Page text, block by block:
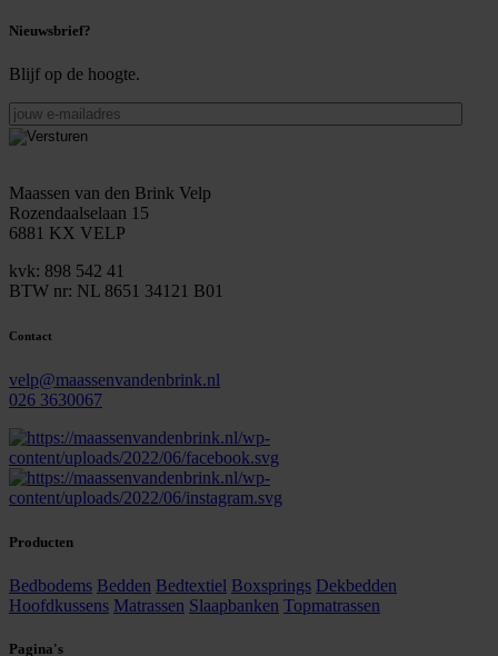
Nieuwsbrief?
Blijf op de hoogte.
jouw
e-
mailadres
Maassen van den Brink Velp
Rozendaalselaan 15
6881 KX VELP
kvk: 898 542 41
BTW nr: NL 8651 34121 B01
Contact
velp@maassenvandenbrink.nl
026 3630067
Producten
Bedbodems Bedden Bedtextiel Boxsprings Dekbedden
Hoofdkussens Matrassen Slaapbanken Topmatrassen
Pagina's